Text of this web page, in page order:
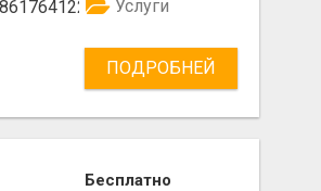
Услуги
ПОДРОБНЕЙ
Бесплатно